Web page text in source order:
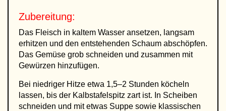
Zubereitung:
Das Fleisch in kaltem Wasser ansetzen, langsam
erhitzen und den entstehenden Schaum abschöpfen.
Das Gemüse grob schneiden und zusammen mit
Gewürzen hinzufügen.
Bei niedriger Hitze etwa 1,5–2 Stunden köcheln
lassen, bis der Kalbstafelspitz zart ist. In Scheiben
schneiden und mit etwas Suppe sowie klassischen